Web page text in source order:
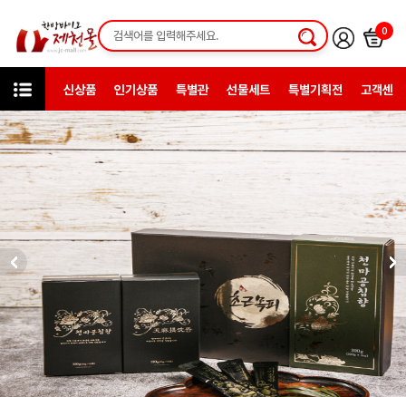
0
신상품 인기상품 특별관 선물세트 특별기획전 고객센터
특가이벤트 복날특별전